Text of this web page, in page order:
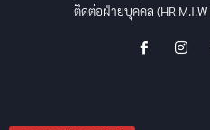
ติดต่อฝ่ายบุคคล (HR